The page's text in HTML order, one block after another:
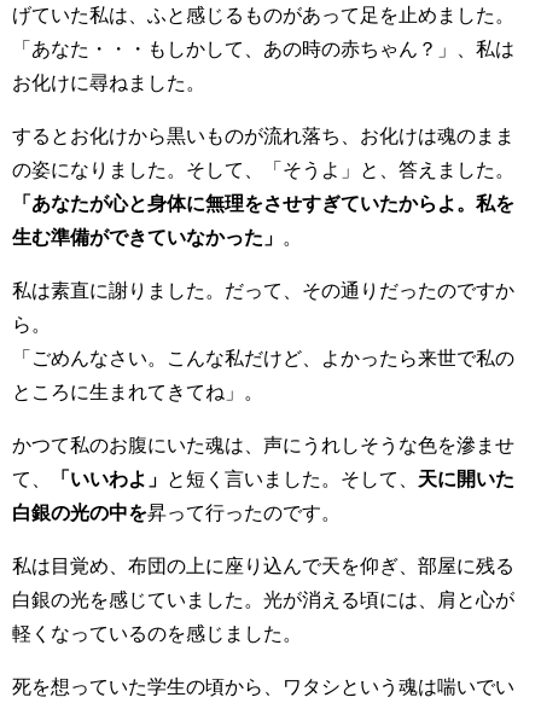
げていた私は、ふと感じるものがあって足を止めました。
「あなた・・・もしかして、あの時の赤ちゃん？」、私は
お化けに尋ねました。
するとお化けから黒いものが流れ落ち、お化けは魂のまま
の姿になりました。そして、「そうよ」と、答えました。
「あなたが心と身体に無理をさせすぎていたからよ。私を
生む準備ができていなかった」
私は素直に謝りました。だって、その通りだったのですか
ら。
「ごめんなさい。こんな私だけど、よかったら来世で私の
ところに生まれてきてね」。
かつて私のお腹にいた魂は、声にうれしそうな色を滲ませ
て、
「いいわよ」 と短く言いました。そして、 天に開いた
白銀の光の中を昇って行ったのです。
私は目覚め、布団の上に座り込んで天を仰ぎ、部屋に残る
白銀の光を感じていました。 光が消える頃には、
肩と心が
軽くなっているのを感じました。
死を想っていた学生の頃から、ワタシという魂は喘いでい